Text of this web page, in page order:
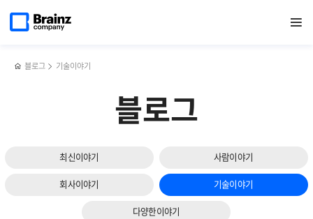
열기
페이지로
블로그 기술이야기
블로그
최신이야기 사람이야기
회사이야기 기술이야기
다양한이야기
솔루션,
STMS의
제니우스가
주목받은
2025
다음
슬라이드